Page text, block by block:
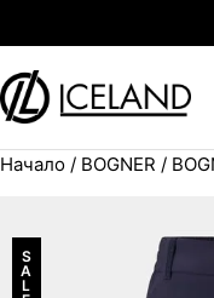
Начало / BOGNER /
S
A
L